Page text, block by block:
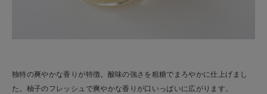
独特の爽やかな香りが特徴。酸味の強さを粗糖でまろやかに仕上げまし
た。柚子のフレッシュで爽やかな香りが口いっぱいに広がります。